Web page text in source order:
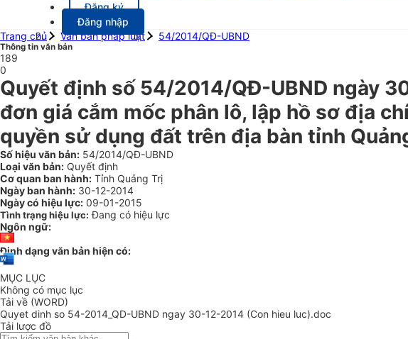
Đăng ký
Đăng nhập
Trang chủ
Văn bản pháp luật 54/2014/QĐ-UBND
Thông tin văn bản
189
0
Quyết định số 54/2014/QĐ-UBND ngày
đơn giá cắm mốc phân lô, lập hồ sơ địa
quyền sử dụng đất trên địa bàn tỉnh
Số hiệu văn bản: 54/2014/QĐ-UBND
Loại văn bản: Quyết định
Cơ quan ban hành: Tỉnh Quảng Trị
Ngày ban hành: 30-12-2014
Ngày có hiệu lực: 09-01-2015
Tình trạng hiệu lực: Đang có hiệu lực
Ngôn ngữ:
Định dạng văn bản hiện có:
MỤC LỤC
Không có mục lục
Tải về (WORD)
Quyet dinh so 54-2014_QD-UBND ngay 30-12-2014 (Con hieu luc).doc
Tải lược đồ